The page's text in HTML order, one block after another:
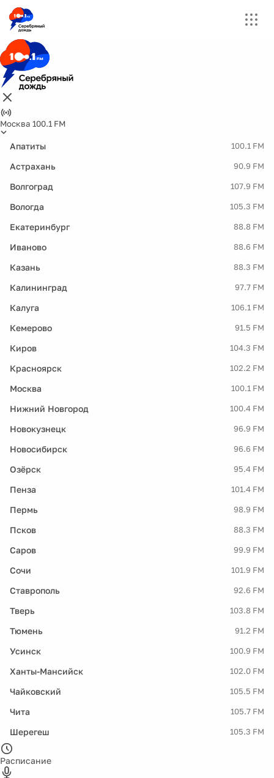
Москва 100.1 FM
Апатиты 100.1 FM
Астрахань 90.9 FM
Волгоград 107.9 FM
Вологда 105.3 FM
Екатеринбург 88.8 FM
Иваново 88.6 FM
Казань 88.3 FM
Калининград 97.7 FM
Калуга 106.1 FM
Кемерово 91.5 FM
Киров 104.3 FM
Красноярск 102.2 FM
Москва 100.1 FM
Нижний Новгород 100.4 FM
Новокузнецк 96.9 FM
Новосибирск 96.6 FM
Озёрск 95.4 FM
Пенза 101.4 FM
Пермь 98.9 FM
Псков 88.3 FM
Саров 99.9 FM
Сочи 101.9 FM
Ставрополь 92.6 FM
Тверь 103.8 FM
Тюмень 91.2 FM
Усинск 100.9 FM
Ханты-Мансийск 102.0 FM
Чайковский 105.5 FM
Чита 105.7 FM
Шерегеш 105.3 FM
Расписание